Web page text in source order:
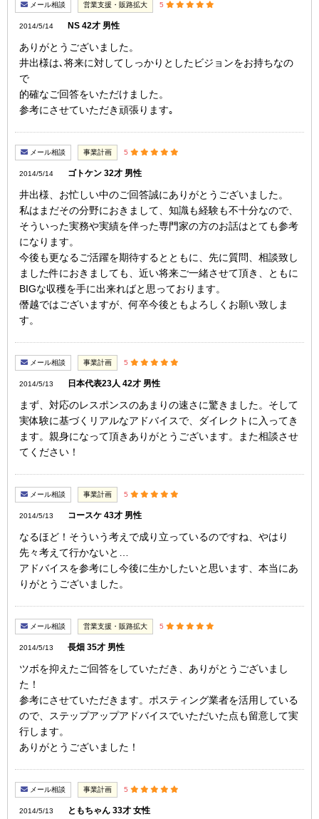
メール相談 営業支援・販路拡大 5
2014/5/14 NS 42才 男性
ありがとうございました。
井出様は､将来に対してしっかりとしたビジョンをお持ちなの
で
的確なご回答をいただけました。
参考にさせていただき頑張ります｡
メール相談 事業計画 5
2014/5/14 ゴトケン 32才 男性
井出様、お忙しい中のご回答誠にありがとうございました。
私はまだその分野におきまして、知識も経験も不十分なので、
そういった実務や実績を伴った専門家の方のお話はとても参考
になります。
今後も更なるご活躍を期待するとともに、先に質問、相談致し
ました件におきましても、近い将来ご一緒させて頂き、ともに
BIGな収穫を手に出来ればと思っております。
僭越ではございますが、何卒今後ともよろしくお願い致しま
す。
メール相談 事業計画 5
2014/5/13 日本代表23人 42才 男性
まず、対応のレスポンスのあまりの速さに驚きました。そして
実体験に基づくリアルなアドバイスで、ダイレクトに入ってき
ます。親身になって頂きありがとうございます。また相談させ
てください！
メール相談 事業計画 5
2014/5/13 コースケ 43才 男性
なるほど！そういう考えで成り立っているのですね、やはり
先々考えて行かないと…
アドバイスを参考にし今後に生かしたいと思います、本当にあ
りがとうございました。
メール相談 営業支援・販路拡大 5
2014/5/13 長畑 35才 男性
ツボを抑えたご回答をしていただき、ありがとうございまし
た！
参考にさせていただきます。ポスティング業者を活用している
ので、ステップアップアドバイスでいただいた点も留意して実
行します。
ありがとうございました！
メール相談 事業計画 5
2014/5/13 ともちゃん 33才 女性